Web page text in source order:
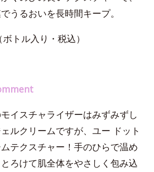
うるおいを長時間キープ。
トル入り・税込）
イスチャライザーはみずみずし
ルクリームですが、ユー ドット
テクスチャー！手のひらで温め
ろけて肌全体をやさしく包み込